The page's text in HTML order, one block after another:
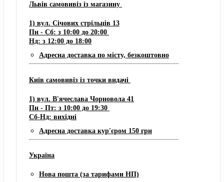
Львів самовивіз із магазину
​1) ​​​вул. Січових стрільців 13
Пн - Сб: з 10:00 до 20:00
Нд: з 12:00 до 18:00
Адресна доставка по місту, безкоштовно
Київ самовивіз із точки видачі
1) вул. В'ячеслава Чорновола 41
Пн - Пт: з 10:00 до 19:30
Сб-Нд: вихідні
Адресна доставка кур'єром 150 грн
Україна
Нова пошта (за тарифами НП)